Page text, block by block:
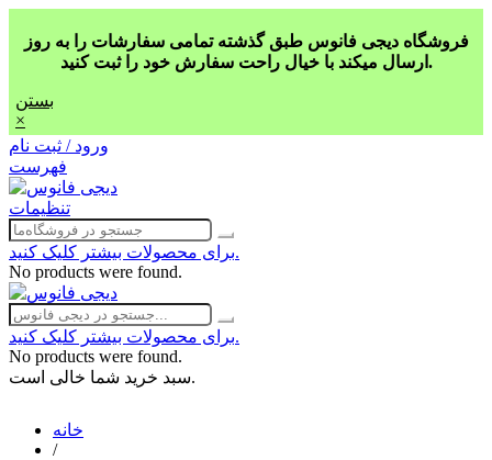
فروشگاه دیجی فانوس طبق گذشته تمامی سفارشات را به روز
ارسال میکند با خیال راحت سفارش خود را ثبت کنید.
بستن
×
ورود / ثبت نام
فهرست
تنظیمات
برای محصولات بیشتر کلیک کنید.
No products were found.
برای محصولات بیشتر کلیک کنید.
No products were found.
سبد خرید شما خالی است.
خانه
/